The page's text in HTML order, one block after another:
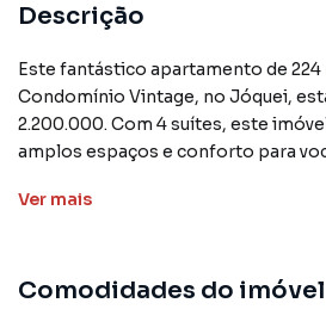
Descrição
Este fantástico apartamento de 224
Condomínio Vintage, no Jóquei,
2.200.000. Com 4 suítes, este
amplos espaços e conforto para
A comodidade começa na cozinha
ambientes de apoio. Na área social,
Ver mais
Comodidades do imóvel